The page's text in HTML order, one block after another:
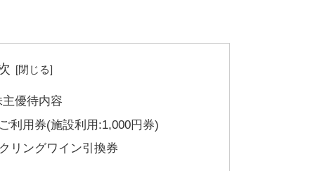
優待内容
利用券(施設利用:1,000円券)
リングワイン引換券